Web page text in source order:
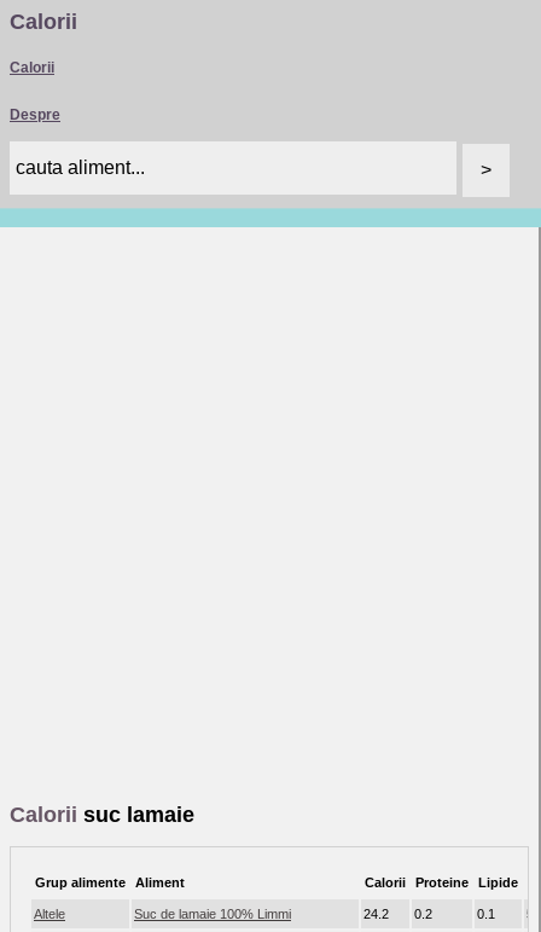
Calorii
Calorii
Despre
Calorii suc lamaie
Grup alimente Aliment Calorii Proteine Lipide
Altele Suc de lamaie 100% Limmi 24.2 0.2 0.1